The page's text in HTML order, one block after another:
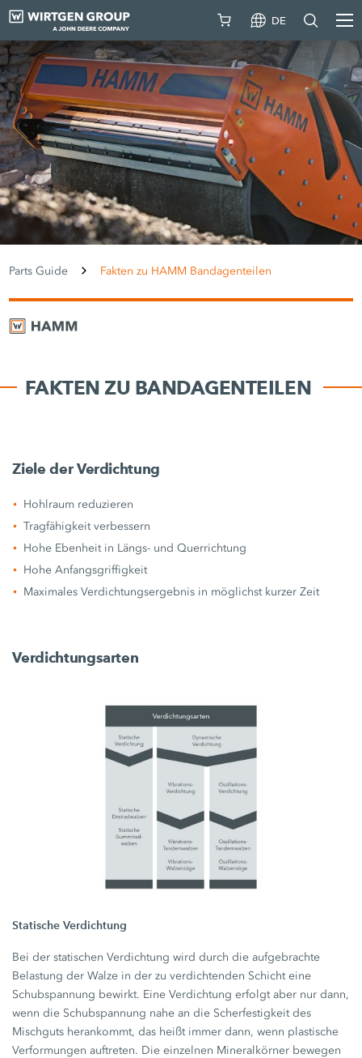
DE
Parts Guide Fakten zu HAMM Bandagenteilen
FAKTEN ZU BANDAGENTEILEN
Ziele der Verdichtung
Hohlraum reduzieren
Tragfähigkeit verbessern
Hohe Ebenheit in Längs- und Querrichtung
Hohe Anfangsgriffigkeit
Maximales Verdichtungsergebnis in möglichst kurzer Zeit
Verdichtungsarten
Statische Verdichtung
Bei der statischen Verdichtung wird durch die aufgebrachte
Belastung der Walze in der zu verdichtenden Schicht eine
Schubspannung bewirkt. Eine Verdichtung erfolgt aber nur dann,
wenn die Schubspannung nahe an die Scherfestigkeit des
Mischguts herankommt, das heißt immer dann, wenn plastische
Verformungen auftreten. Die einzelnen Mineralkörner bewegen